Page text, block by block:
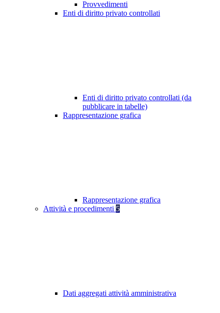
Provvedimenti
Enti di diritto privato controllati
Enti di diritto privato controllati (da
pubblicare in tabelle)
Rappresentazione grafica
Rappresentazione grafica
Attività e procedimenti 5
Dati aggregati attività amministrativa